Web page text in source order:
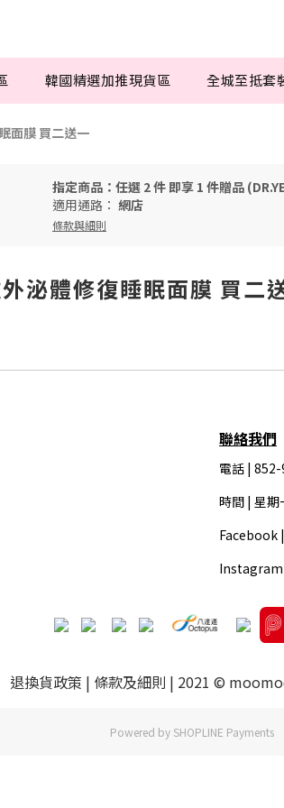
韓國精選加推現貨區 全城至抵套
面膜 買二送一
指定商品：任選 2 件 即享 1 件贈品
適用通路： 網店
條款與細則
泌體修復睡眠面膜 買二
聯絡我們
電話 |
時間 | 星期
Facebook |
退換貨政策 | 條款及細則 | 2021 ©
Powered by SHOPLINE Payments